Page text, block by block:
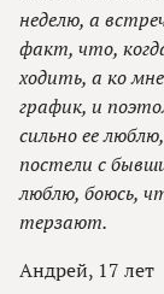
неделю, а
факт, что,
ходить, а ко
график, и
сильно ее
постели с
люблю, боюсь,
терзают.
Андрей, 17 лет